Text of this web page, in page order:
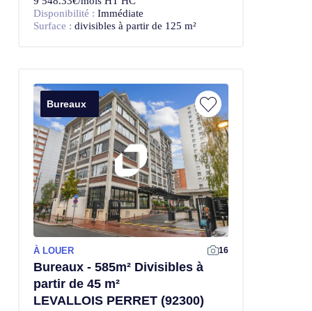
Disponibilité : Immédiate
Surface : divisibles à partir de 125 m²
Bureaux
Offre Exclusive
À LOUER 16
Bureaux - 585m² Divisibles à
partir de 45 m²
LEVALLOIS PERRET (92300)